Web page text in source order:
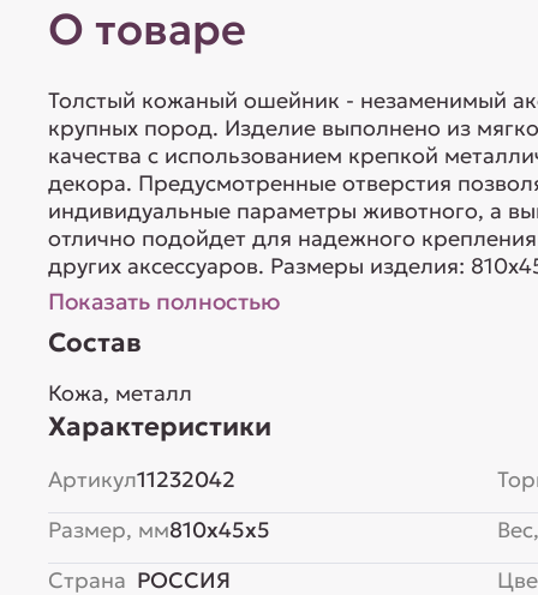
О товаре
Толстый кожаный ошейник - незаменимый
крупных пород. Изделие выполнено из
качества с использованием крепкой
декора. Предусмотренные отверстия
индивидуальные параметры животного, а
отлично подойдет для надежного
других аксессуаров. Размеры изделия:
Показать полностью
Состав
Кожа, металл
Характеристики
Артикул11232042
Размер, мм810x45x5
Страна РОССИЯ